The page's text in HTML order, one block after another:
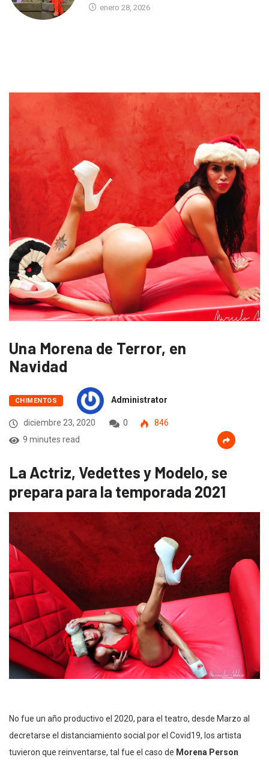
enero 28, 2026
Una Morena de Terror, en
Navidad
CHIMENTOS Administrator
diciembre 23, 2020 0
846
9 minutes read
La Actriz, Vedettes y Modelo, se
prepara para la temporada 2021
No fue un año productivo el 2020, para el teatro, desde Marzo al
decretarse el distanciamiento social por el Covid19, los artista
tuvieron que reinventarse, tal fue el caso de Morena Person